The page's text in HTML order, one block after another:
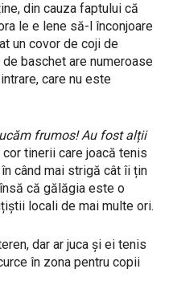
din cauza faptului că
le e lene să-l înconjoare
un covor de coji de
baschet are numeroase
care nu este
frumos! Au fost alții
cor tinerii care joacă tenis
când mai strigă cât îi țin
că gălăgia este o
locali de mai multe ori.
dar ar juca și ei tenis
în zona pentru copii